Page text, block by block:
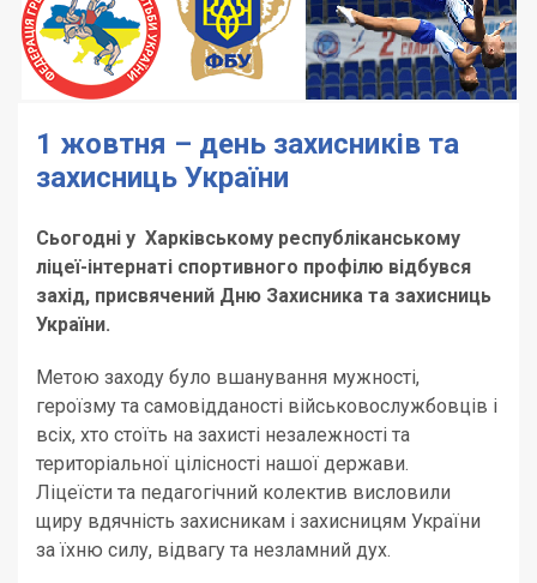
1 жовтня – день захисників та
захисниць України
Сьогодні у Харківському республіканському
ліцеї-інтернаті спортивного профілю відбувся
захід, присвячений Дню Захисника та захисниць
України.
Метою заходу було вшанування мужності,
героїзму та самовідданості військовослужбовців і
всіх, хто стоїть на захисті незалежності та
територіальної цілісності нашої держави.
Ліцеїсти та педагогічний колектив висловили
щиру вдячність захисникам і захисницям України
за їхню силу, відвагу та незламний дух.